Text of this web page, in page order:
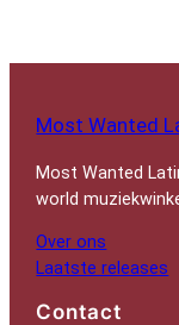
Most Wanted
Most Wanted
world
Over ons
Laatste releases
Contact